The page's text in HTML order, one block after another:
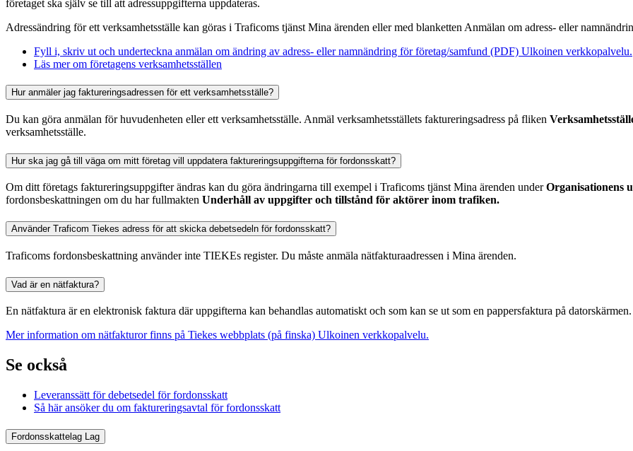
företaget ska själv se till att adressuppgifterna uppdateras.
Adressändring för ett verksamhetsställe kan göras i Traficoms tjänst Mina ärenden eller med blanketten Anmälan om adress- eller
Fyll i, skriv ut och underteckna anmälan om ändring av adress- eller namnändring för företag/samfund (PDF) Ulkoinen verkkopalvelu.
Läs mer om företagens verksamhetsställen
Hur anmäler jag faktureringsadressen för ett verksamhetsställe?
Du kan göra anmälan för huvudenheten eller ett verksamhetsställe. Anmäl verksamhetsställets faktureringsadress på fliken
verksamhetsställe.
Hur ska jag gå till väga om mitt företag vill uppdatera faktureringsuppgifterna för fordonsskatt?
Om ditt företags faktureringsuppgifter ändras kan du göra ändringarna till exempel i Traficoms tjänst Mina ärenden underOrganisationens
fordonsbeskattningen om du har fullmakten Underhåll av uppgifter och tillstånd för aktörer inom trafiken.
Använder Traficom Tiekes adress för att skicka debetsedeln för fordonsskatt?
Traficoms fordonsbeskattning använder inte TIEKEs register. Du måste anmäla nätfakturaadressen i Mina ärenden.
Vad är en nätfaktura?
En nätfaktura är en elektronisk faktura där uppgifterna kan behandlas automatiskt och som kan se ut som en pappersfaktura på datorskärmen.
Mer information om nätfakturor finns på Tiekes webbplats (på finska) Ulkoinen verkkopalvelu.
Se också
Leveranssätt för debetsedel för fordonsskatt
Så här ansöker du om faktureringsavtal för fordonsskatt
Fordonsskattelag Lag